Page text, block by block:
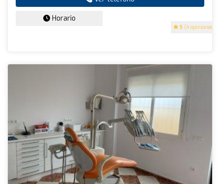
5 (4 opiniones)
Horario